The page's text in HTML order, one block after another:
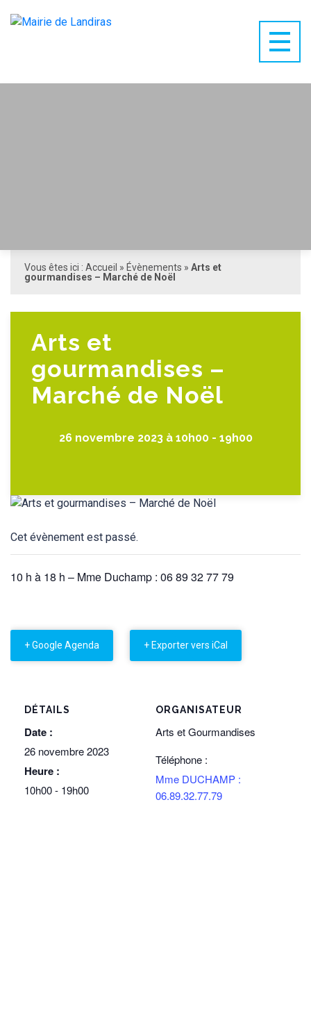
Vous êtes ici : Accueil » Évènements » Arts et
gourmandises – Marché de Noël
Arts et
gourmandises –
Marché de Noël
26 novembre 2023 à 10h00- 19h00
Cet évènement est passé.
10 h à 18 h – Mme Duchamp : 06 89 32 77 79
+ Google Agenda + Exporter vers iCal
DÉTAILS
Date :
26 novembre 2023
Heure :
10h00 - 19h00
ORGANISATEUR
Arts et Gourmandises
Téléphone :
Mme DUCHAMP :
06.89.32.77.79